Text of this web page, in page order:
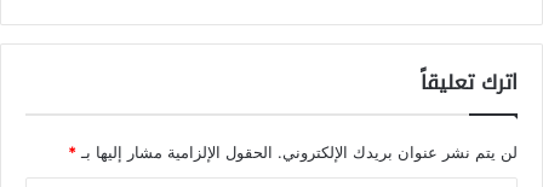
اترك تعليقاً
لن يتم نشر عنوان بريدك الإلكتروني. الحقول الإلزامية مشار إليها بـ *